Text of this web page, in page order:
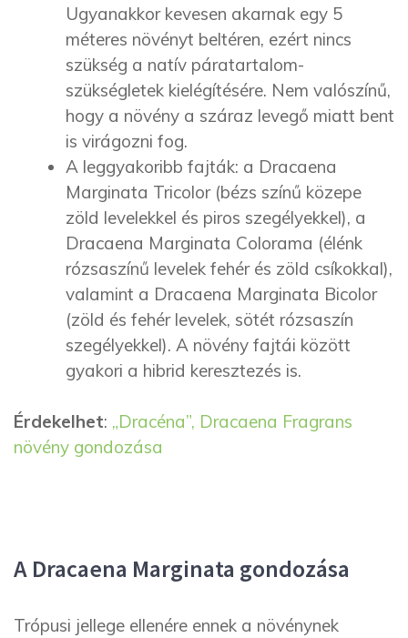
Ugyanakkor kevesen akarnak egy 5
méteres növényt beltéren, ezért nincs
szükség a natív páratartalom-
szükségletek kielégítésére. Nem valószínű,
hogy a növény a száraz levegő miatt bent
is virágozni fog.
A leggyakoribb fajták: a Dracaena
Marginata Tricolor (bézs színű közepe
zöld levelekkel és piros szegélyekkel), a
Dracaena Marginata Colorama (élénk
rózsaszínű levelek fehér és zöld csíkokkal),
valamint a Dracaena Marginata Bicolor
(zöld és fehér levelek, sötét rózsaszín
szegélyekkel). A növény fajtái között
gyakori a hibrid keresztezés is.
Érdekelhet: „Dracéna”, Dracaena Fragrans
növény gondozása
A Dracaena Marginata gondozása
Trópusi jellege ellenére ennek a növénynek